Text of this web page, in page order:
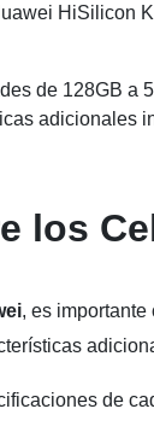
HiSilicon
de 128GB a
adicionales
los
, es
de